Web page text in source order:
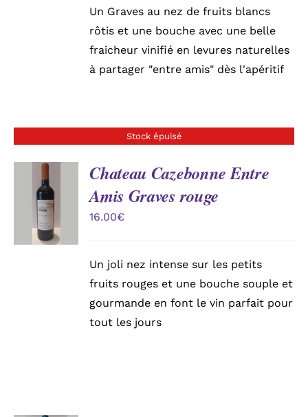
Un Graves au nez de fruits blancs
rôtis et une bouche avec une belle
fraicheur vinifié en levures naturelles
à partager "entre amis" dès l'apéritif
Stock épuisé
DÉTAILS
Chateau Cazebonne Entre
Amis Graves rouge
16.00€
Un joli nez intense sur les petits
fruits rouges et une bouche souple et
gourmande en font le vin parfait pour
tout les jours